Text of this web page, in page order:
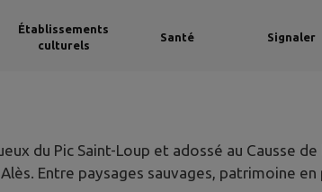
Établissements
culturels
Santé Signaler
du Pic Saint-Loup et adossé au Causse
Entre paysages sauvages, patrimoine